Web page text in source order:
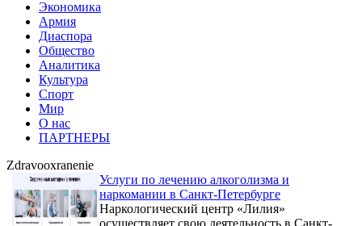
Экономика
Армия
Диаспора
Общество
Аналитика
Культура
Спорт
Мир
О нас
ПАРТНЕРЫ
Zdravooxranenie
Услуги по лечению алкоголизма и
наркомании в Санкт-Петербурге
Наркологический центр «Лилия»
осуществляет свою деятельность в Санкт-